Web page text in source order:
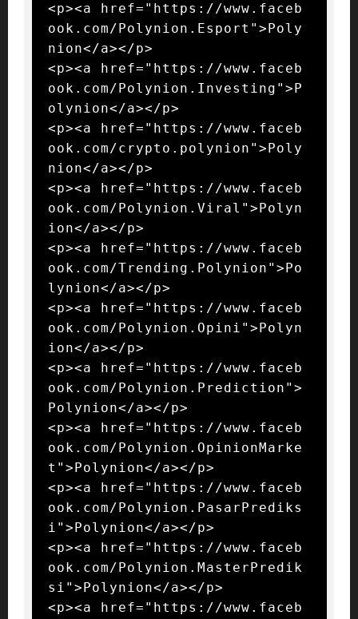
<p><a href="https://www.faceb
ook.com/Polynion.Esport">Poly
nion</a></p>
<p><a href="https://www.faceb
ook.com/Polynion.Investing">P
olynion</a></p>
<p><a href="https://www.faceb
ook.com/crypto.polynion">Poly
nion</a></p>
<p><a href="https://www.faceb
ook.com/Polynion.Viral">Polyn
ion</a></p>
<p><a href="https://www.faceb
ook.com/Trending.Polynion">Po
lynion</a></p>
<p><a href="https://www.faceb
ook.com/Polynion.Opini">Polyn
ion</a></p>
<p><a href="https://www.faceb
ook.com/Polynion.Prediction">
Polynion</a></p>
<p><a href="https://www.faceb
ook.com/Polynion.OpinionMarke
t">Polynion</a></p>
<p><a href="https://www.faceb
ook.com/Polynion.PasarPrediks
i">Polynion</a></p>
<p><a href="https://www.faceb
ook.com/Polynion.MasterPredik
si">Polynion</a></p>
<p><a href="https://www.faceb